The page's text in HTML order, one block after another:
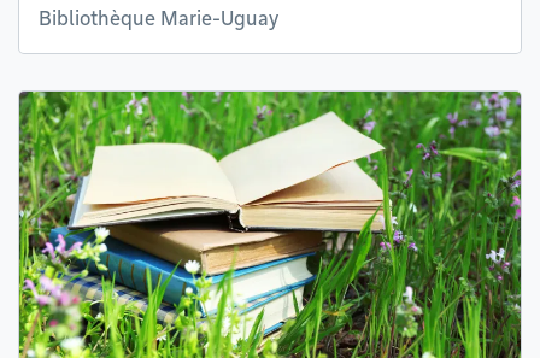
Bibliothèque Marie-Uguay